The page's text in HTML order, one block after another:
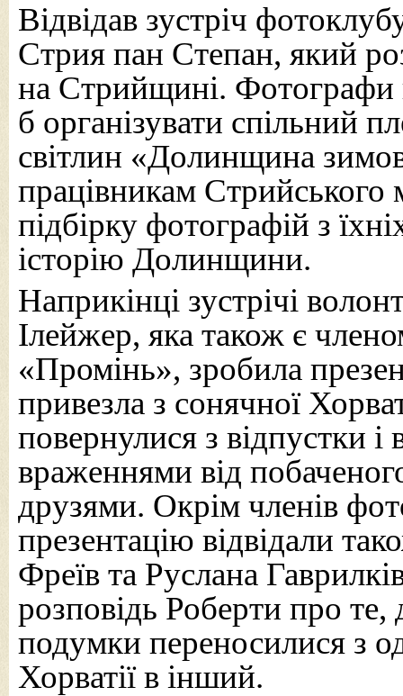
Відвідав зустріч
Стрия пан Степан, який
на Стрийщині. Фотографи
б організувати спільний
світлин «Долинщина
працівникам
підбірку фотографій з
історію Долинщини.
Наприкінці зустрічі
Ілейжер, яка також є
«Промінь», зробила
привезла з сонячної
повернулися з відпустки
враженнями від
друзями. Окрім членів
презентацію відвідали
Фреїв та Руслана
розповідь Роберти про те,
подумки переносилися з
Хорватії в інший.